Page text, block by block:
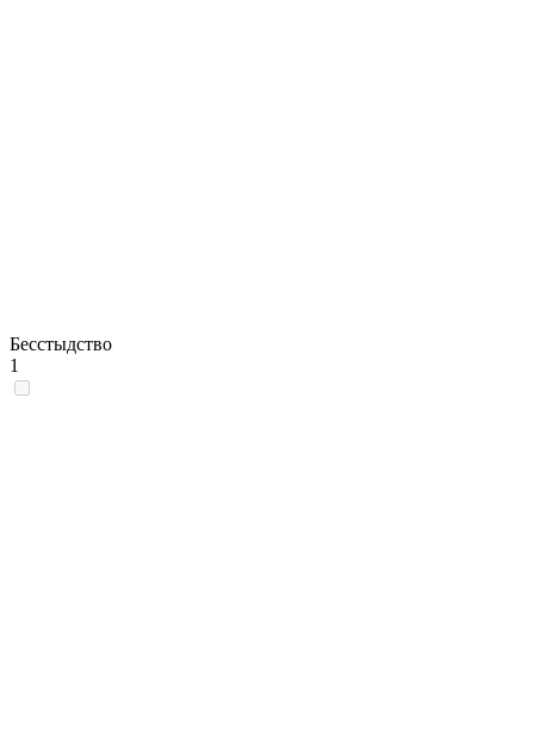
Бесстыдство
1